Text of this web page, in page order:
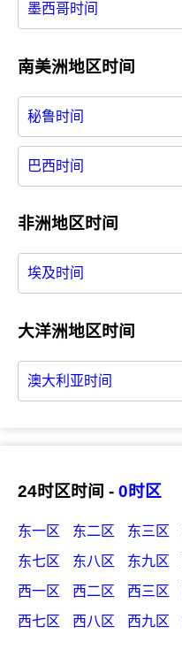
墨西哥时间
南美洲地区时间
秘鲁时间
巴西时间
非洲地区时间
埃及时间
大洋洲地区时间
澳大利亚时间
24时区时间 - 0时区
东一区 东二区 东三区
东七区
东八区 东九区
西一区
西二区 西三区
西七区
西八区 西九区